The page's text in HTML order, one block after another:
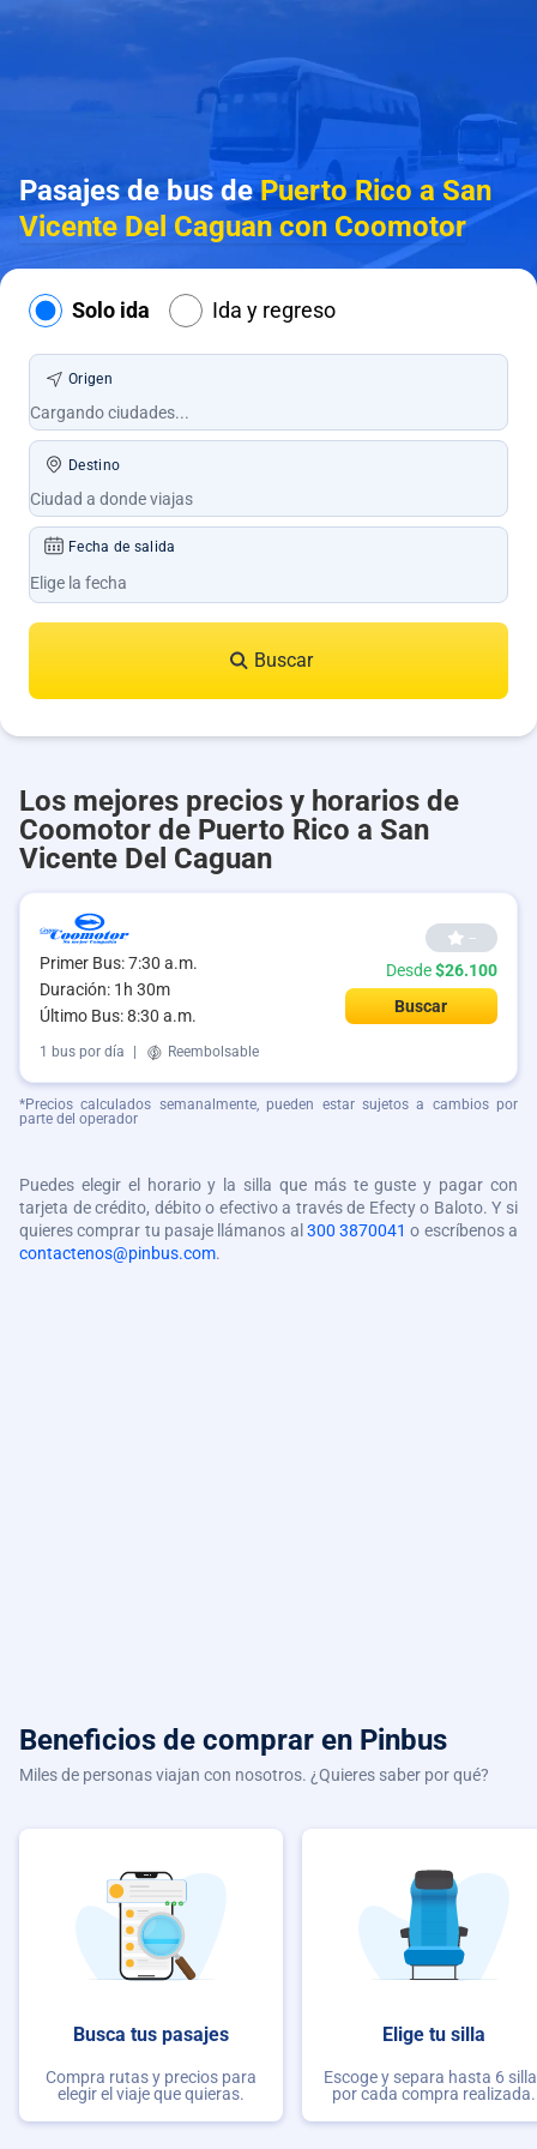
Pasajes de bus dePuerto Rico a San
Vicente Del Caguan con Coomotor
Solo ida Ida y regreso
Origen
Destino
Fecha de salida
Buscar
Los mejores precios y horarios de
Coomotor de Puerto Rico a San
Vicente Del Caguan
Primer Bus: 7:30 a.m.
Duración: 1h 30m
Último Bus: 8:30 a.m.
--
Desde$26.100
Buscar
1 bus por día Reembolsable
*Precios calculados semanalmente, pueden estar sujetos a cambios por
parte del operador
Puedes elegir el horario y la silla que más te guste y pagar con
tarjeta de crédito, débito o efectivo a través de Efecty o Baloto. Y si
quieres comprar tu pasaje llámanos al 300 3870041 o escríbenos a
contactenos@pinbus.com.
Beneficios de comprar en Pinbus
Miles de personas viajan con nosotros. ¿Quieres saber por qué?
Busca tus pasajes
Compra rutas y precios para
elegir el viaje que quieras.
Elige tu silla
Escoge y separa hasta 6
por cada compra realizada.